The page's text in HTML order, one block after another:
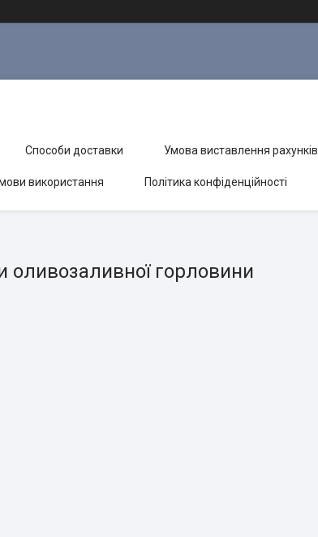
Способи доставки Умова виставлення рахунків
використання Політика конфіденційності
оливозаливної горловини